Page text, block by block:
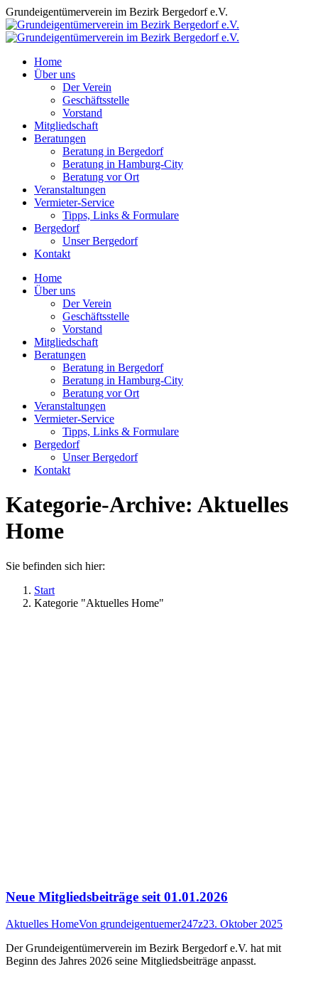
Zum
Inhalt
springen
Grundeigentümerverein im Bezirk Bergedorf e.V.
Home
Über uns
Der Verein
Geschäftsstelle
Vorstand
Mitgliedschaft
Beratungen
Beratung in Bergedorf
Beratung in Hamburg-City
Beratung vor Ort
Veranstaltungen
Vermieter-Service
Tipps, Links & Formulare
Bergedorf
Unser Bergedorf
Kontakt
Facebook
page
window
Instagram
page
window
Home
Über uns
Der Verein
Geschäftsstelle
Vorstand
Mitgliedschaft
Beratungen
Beratung in Bergedorf
Beratung in Hamburg-City
Beratung vor Ort
Veranstaltungen
Vermieter-Service
Tipps, Links & Formulare
Bergedorf
Unser Bergedorf
Kontakt
Kategorie-Archive: Aktuelles
Home
Sie befinden sich hier:
Start
Kategorie "Aktuelles Home"
Neue Mitgliedsbeiträge seit 01.01.2026
Aktuelles HomeVon grundeigentuemer247z23. Oktober 2025
Der Grundeigentümerverein im Bezirk Bergedorf e.V. hat mit
Beginn des Jahres 2026 seine Mitgliedsbeiträge anpasst.